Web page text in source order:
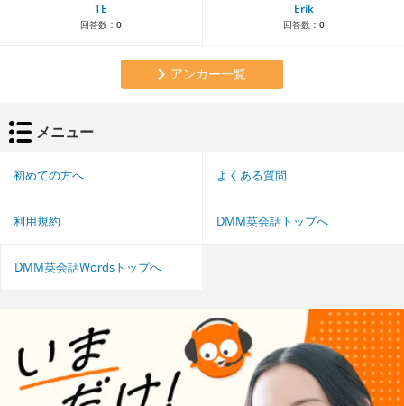
TE
回答数： 0
Erik
回答数： 0
アンカー一覧
メニュー
初めての方へ よくある質問
利用規約 DMM英会話トップへ
DMM英会話Wordsトップへ